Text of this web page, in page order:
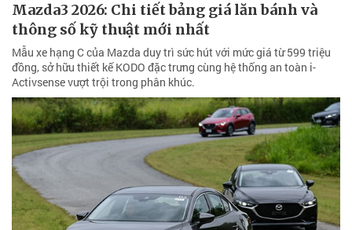
Mazda3 2026: Chi tiết bảng giá lăn bánh và
thông số kỹ thuật mới nhất
Mẫu xe hạng C của Mazda duy trì sức hút với mức giá từ 599 triệu
đồng, sở hữu thiết kế KODO đặc trưng cùng hệ thống an toàn i-
Activsense vượt trội trong phân khúc.